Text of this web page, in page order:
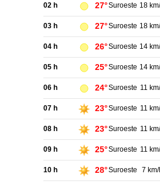
02 h 27°Suroeste 18
03 h 27°Suroeste 18
04 h 26°Suroeste 14
05 h 25°Suroeste 14
06 h 24°Suroeste 11
07 h 23°Suroeste 11
08 h 23°Suroeste 11
09 h 25°Suroeste 11
10 h 28°Suroeste 7 km/